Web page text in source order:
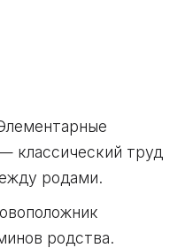
классический труд
родами.
родства.